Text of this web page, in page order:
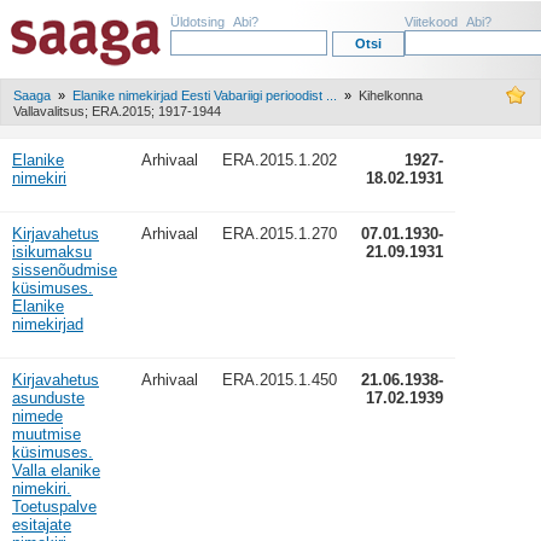
Üldotsing Abi? Viitekood Abi?
Saaga » Elanike nimekirjad Eesti Vabariigi perioodist ... » Kihelkonna
Vallavalitsus; ERA.2015; 1917-1944
Elanike
nimekiri
Arhivaal ERA.2015.1.202
1927-
18.02.1931
Kirjavahetus
isikumaksu
sissenõudmise
küsimuses.
Elanike
nimekirjad
Arhivaal ERA.2015.1.270
07.01.1930-
21.09.1931
Kirjavahetus
asunduste
nimede
muutmise
küsimuses.
Valla elanike
nimekiri.
Toetuspalve
esitajate
Arhivaal ERA.2015.1.450
21.06.1938-
17.02.1939